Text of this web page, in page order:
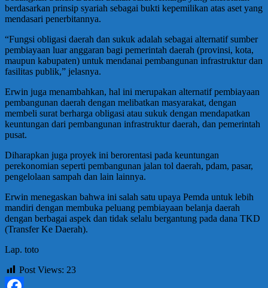
berdasarkan prinsip syariah sebagai bukti kepemilikan atas aset yang
mendasari penerbitannya.
“Fungsi obligasi daerah dan sukuk adalah sebagai alternatif sumber
pembiayaan luar anggaran bagi pemerintah daerah (provinsi, kota,
maupun kabupaten) untuk mendanai pembangunan infrastruktur dan
fasilitas publik,” jelasnya.
Erwin juga menambahkan, hal ini merupakan alternatif pembiayaan
pembangunan daerah dengan melibatkan masyarakat, dengan
membeli surat berharga obligasi atau sukuk dengan mendapatkan
keuntungan dari pembangunan infrastruktur daerah, dan pemerintah
pusat.
Diharapkan juga proyek ini berorentasi pada keuntungan
perekonomian seperti pembangunan jalan tol daerah, pdam, pasar,
pengelolaan sampah dan lain lainnya.
Erwin menegaskan bahwa ini salah satu upaya Pemda untuk lebih
mandiri dengan membuka peluang pembiayaan belanja daerah
dengan berbagai aspek dan tidak selalu bergantung pada dana TKD
(Transfer Ke Daerah).
Lap. toto
Post Views: 23